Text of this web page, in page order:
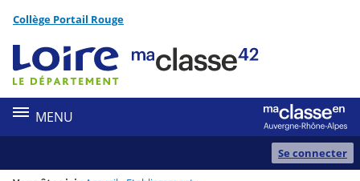
Menu de la rubrique
Contenu
Collège Portail Rouge
MENU
Se connecter